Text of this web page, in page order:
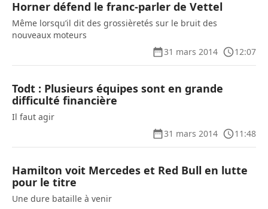
Horner défend le franc-parler de Vettel
Même lorsqu’il dit des grossièretés sur le bruit des
nouveaux moteurs
31 mars 2014
12:07
Todt : Plusieurs équipes sont en grande
difficulté financière
Il faut agir
31 mars 2014
11:48
Hamilton voit Mercedes et Red Bull en lutte
pour le titre
Une dure bataille à venir